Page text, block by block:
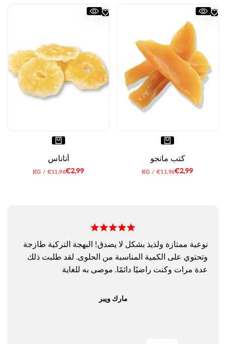
كتب مانجو
سعر
€2,99سعر
€11,96
/ لكل
KG
أناناس
سعر
€2,99سعر
€11,96
/ لكل
KG
نوعية ممتازة ولذيذ بشكل لا يصدق! البهجة التركية طازجة
وتحتوي على الكمية المناسبة من الحلوى. لقد طلبت ذلك
عدة مرات وكنت راضيًا دائمًا. موصى به للغاية
مارك ويبر